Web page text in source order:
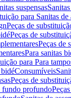
suspensas
para Sanitas de
Peças de
Peças de
Peças de
Para sanitas
para Para
Consumíveis
Peças de
fundo profundo